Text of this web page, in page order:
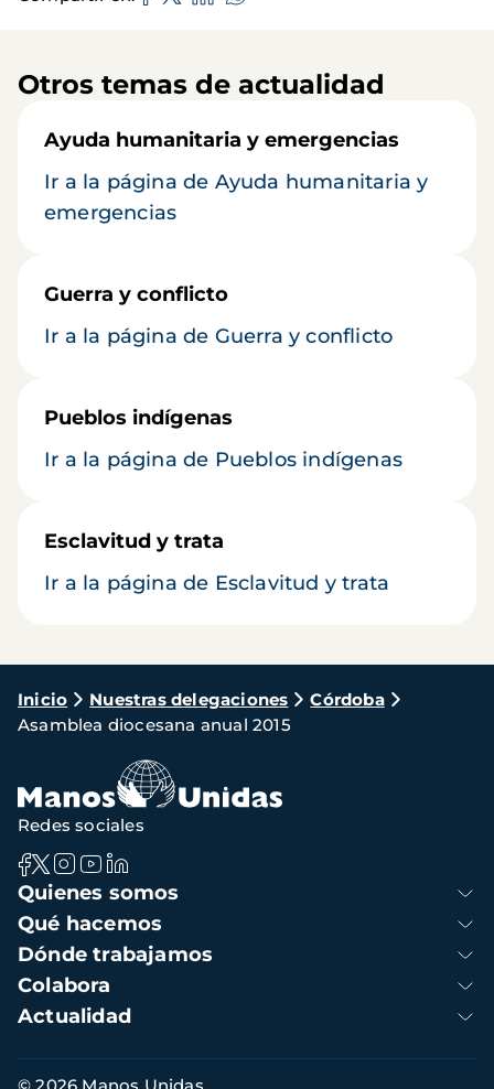
Otros temas de actualidad
Ayuda humanitaria y emergencias
Ir a la página de Ayuda humanitaria y
emergencias
Guerra y conflicto
Ir a la página de Guerra y conflicto
Pueblos indígenas
Ir a la página de Pueblos indígenas
Esclavitud y trata
Ir a la página de Esclavitud y trata
Ruta
de
navegación
Inicio Nuestras delegaciones
Córdoba
Asamblea diocesana anual 2015
Navegación
principal
Quienes somos
Qué hacemos
Dónde trabajamos
Colabora
Actualidad
Redes sociales
Información